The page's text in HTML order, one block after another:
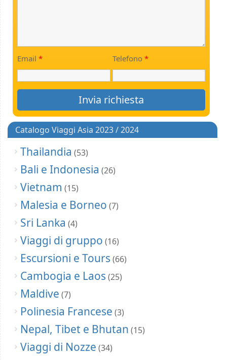
Email * Telefono *
Catalogo Viaggi Asia 2023 / 2024
Thailandia (53)
Bali e Indonesia (26)
Vietnam (15)
Malesia e Borneo (7)
Sri Lanka (4)
Viaggi di gruppo (16)
Escursioni e Tours (66)
Cambogia e Laos (25)
Maldive (7)
Polinesia Francese (3)
Nepal, Tibet e Bhutan (15)
Viaggi di Nozze (34)